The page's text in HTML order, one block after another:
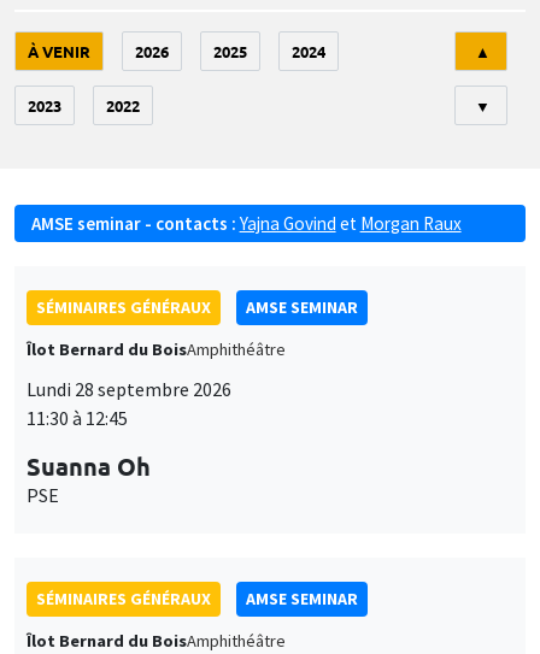
À VENIR 2026 2025 2024
2023 2022
▲
▼
AMSE seminar - contacts : Yajna Govind et Morgan Raux
SÉMINAIRES GÉNÉRAUX
AMSE SEMINAR
Îlot Bernard du BoisAmphithéâtre
Lundi 28 septembre 2026
11:30 à 12:45
Suanna Oh
PSE
SÉMINAIRES GÉNÉRAUX
AMSE SEMINAR
Îlot Bernard du BoisAmphithéâtre